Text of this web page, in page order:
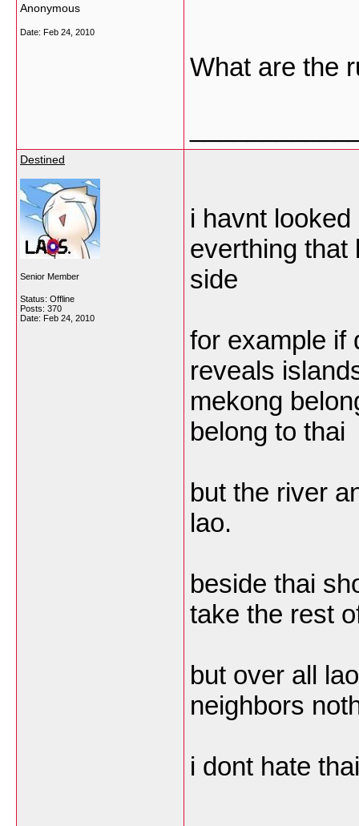
Anonymous
Date: Feb 24, 2010
What are the
Destined
Senior Member
Status: Offline
Posts: 370
Date: Feb 24, 2010
i havnt
everthing that
side
for example if
reveals
mekong
belong to thai
but the river
lao.
beside thai
take the rest
but over all
neighbors
i dont hate